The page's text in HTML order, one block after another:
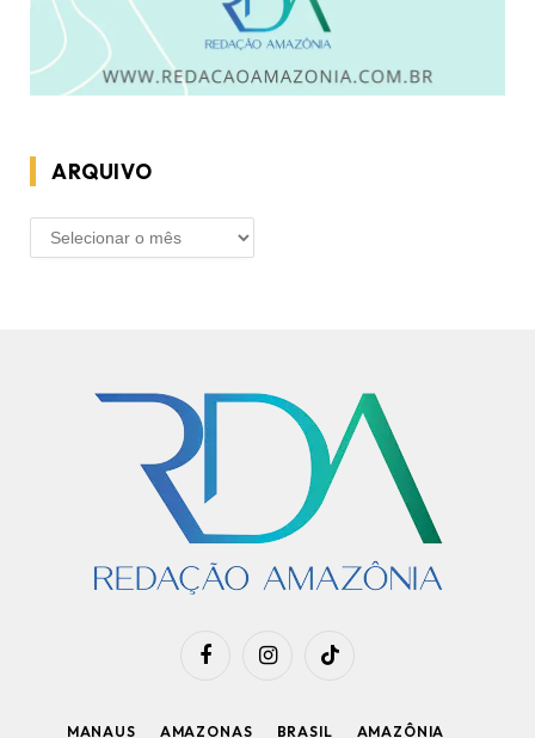
ARQUIVO
ARQUIVO
FacebookInstagramTikTok
MANAUS AMAZONAS BRASIL AMAZÔNIA